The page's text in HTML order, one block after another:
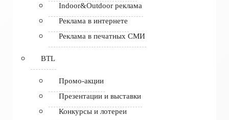
Indoor&Outdoor реклама
Реклама в интернете
Реклама в печатных СМИ
BTL
Промо-акции
Презентации и выставки
Конкурсы и лотереи